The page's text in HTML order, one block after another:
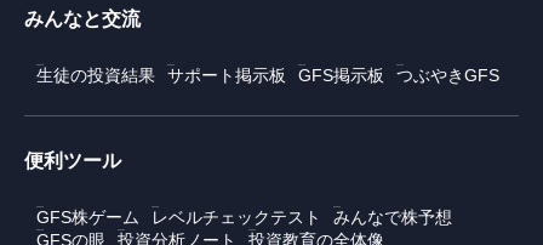
みんなと交流
生徒の投資結果 サポート掲示板 GFS掲示板 つぶやきGFS
便利ツール
GFS株ゲーム レベルチェックテスト
みんなで株予想
GFSの眼
投資分析ノート 投資教育の全体像